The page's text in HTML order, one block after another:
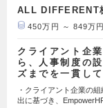
ALL DIFFERENT
450万円 ～ 849万円
クライアント企
ら、人事制度の
ズまでを一貫し
・クライアント企業の
出に基づき、